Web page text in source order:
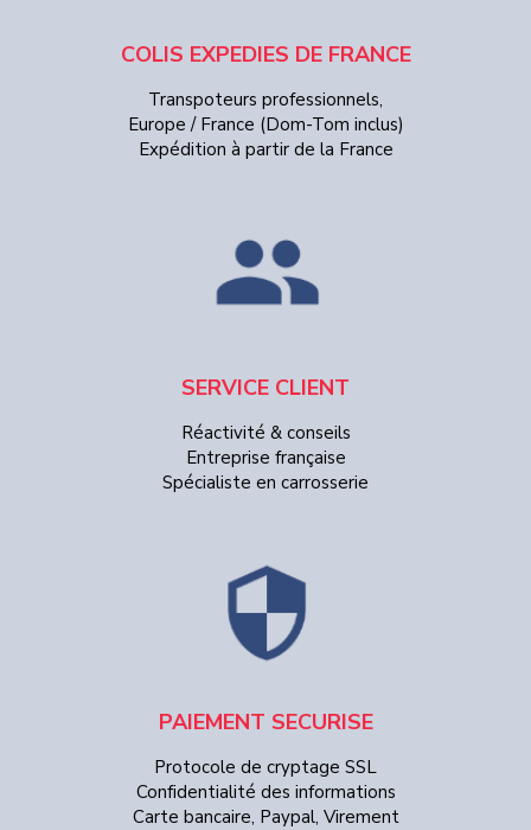
COLIS EXPEDIES DE FRANCE
Transpoteurs professionnels,
Europe / France (Dom-Tom inclus)
Expédition à partir de la France
SERVICE CLIENT
Réactivité & conseils
Entreprise française
Spécialiste en carrosserie
PAIEMENT SECURISE
Protocole de cryptage SSL
Confidentialité des informations
Carte bancaire, Paypal, Virement